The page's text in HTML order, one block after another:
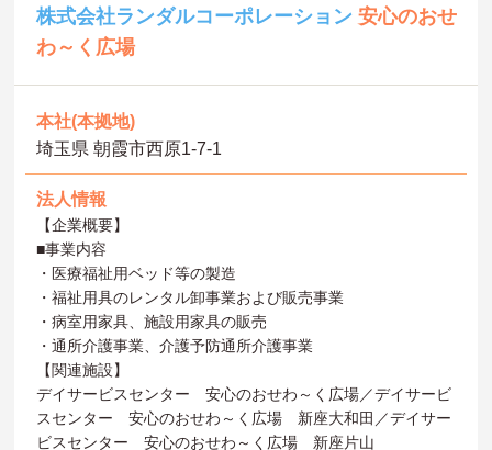
株式会社ランダルコーポレーション安心のおせ
わ～く広場
本社(本拠地)
埼玉県 朝霞市西原1-7-1
法人情報
【企業概要】
■事業内容
・医療福祉用ベッド等の製造
・福祉用具のレンタル卸事業および販売事業
・病室用家具、施設用家具の販売
・通所介護事業、介護予防通所介護事業
【関連施設】
デイサービスセンター 安心のおせわ～く広場／デイサービ
スセンター 安心のおせわ～く広場 新座大和田／デイサー
ビスセンター 安心のおせわ～く広場 新座片山